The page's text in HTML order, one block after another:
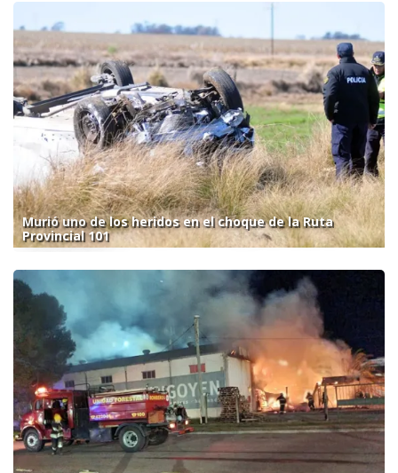
Murió uno de los heridos en el choque de la Ruta
Provincial 101